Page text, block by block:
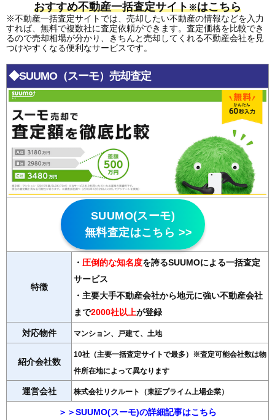
おすすめ不動産一括査定サイト※はこちら
※不動産一括査定サイトでは、売却したい不動産の情報などを入力
すれば、無料で複数社に査定依頼ができます。査定価格を比較でき
るので売却相場が分かり、きちんと売却してくれる不動産会社を見
つけやすくなる便利なサービスです。
◆SUUMO（スーモ）売却査定
SUUMO(スーモ)
無料査定はこちら >>
特徴
・ 圧倒的な知名度を誇るSUUMOによる一括査定
サービス
・主要大手不動産会社から地元に強い不動産会社
まで2000社以上が登録
対応物件 マンション、戸建て、土地
紹介会社数
10社（主要一括査定サイトで最多）※査定可能会社数は物
件所在地によって異なります
運営会社 株式会社リクルート（東証プライム上場企業）
＞＞SUUMO(スーモ)の詳細記事はこちら